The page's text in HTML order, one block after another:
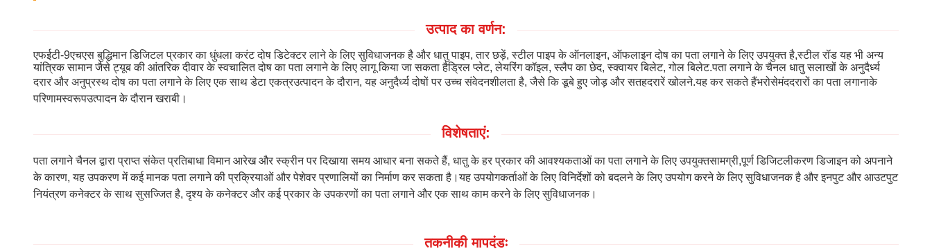
उत्पाद का वर्णन:
एफईटी-9एचएस बुद्धिमान डिजिटल प्रकार का धुंधला करंट दोष डिटेक्टर लाने के लिए सुविधाजनक है और धातु पाइप, तार छड़ें, स्टील पाइप के ऑनलाइन, ऑफलाइन दोष का पता लगाने के लिए उपयुक्त है,स्टील रॉड यह भी अन्य
यांत्रिक सामान जैसे ट्यूब की आंतरिक दीवार के स्वचालित दोष का पता लगाने के लिए लागू किया जा सकता हैड्रिल प्लेट, लेयरिंग कॉइल, स्लैप का छेद, स्क्वायर बिलेट, गोल बिलेट.पता लगाने के चैनल धातु सलाखों के अनुदैर्ध्य
दरार और अनुप्रस्थ दोष का पता लगाने के लिए एक साथ डेटा एकत्रउत्पादन के दौरान, यह अनुदैर्ध्य दोषों पर उच्च संवेदनशीलता है, जैसे कि डूबे हुए जोड़ और सतहदरारें खोलने.यह कर सकते हैंभरोसेमंददरारों का पता लगानाके
परिणामस्वरूपउत्पादन के दौरान खराबी।
विशेषताएं:
पता लगाने चैनल द्वारा प्राप्त संकेत प्रतिबाधा विमान आरेख और स्क्रीन पर दिखाया समय आधार बना सकते हैं, धातु के हर प्रकार की आवश्यकताओं का पता लगाने के लिए उपयुक्तसामग्री,पूर्ण डिजिटलीकरण डिजाइन को अपनाने
के कारण, यह उपकरण में कई मानक पता लगाने की प्रक्रियाओं और पेशेवर प्रणालियों का निर्माण कर सकता है।यह उपयोगकर्ताओं के लिए विनिर्देशों को बदलने के लिए उपयोग करने के लिए सुविधाजनक है और इनपुट और आउटपुट
नियंत्रण कनेक्टर के साथ सुसज्जित है, दृश्य के कनेक्टर और कई प्रकार के उपकरणों का पता लगाने और एक साथ काम करने के लिए सुविधाजनक।
तकनीकी मापदंडः